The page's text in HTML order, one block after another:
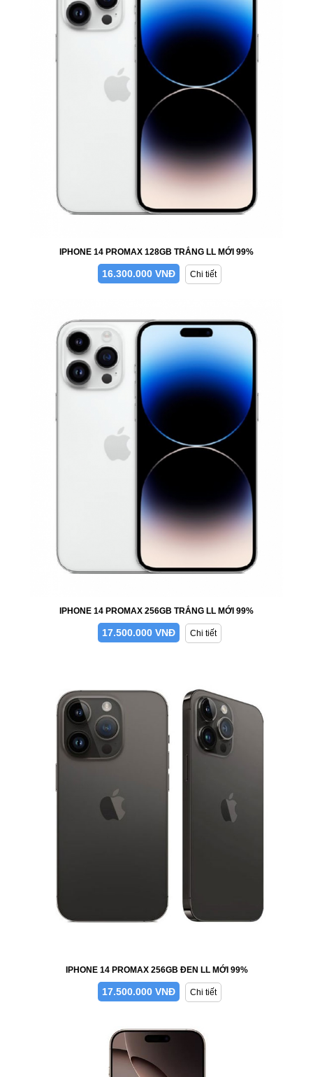
IPHONE 14 PROMAX 128GB TRẮNG LL MỚI 99%
16.300.000 VNĐ Chi tiết
IPHONE 14 PROMAX 256GB TRẮNG LL MỚI 99%
17.500.000 VNĐ Chi tiết
IPHONE 14 PROMAX 256GB ĐEN LL MỚI 99%
17.500.000 VNĐ Chi tiết